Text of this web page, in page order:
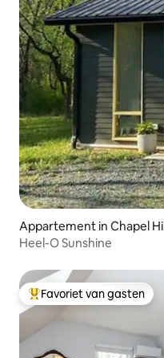
Appartement in Chapel Hill
Heel-O Sunshine
Topfavoriet van gasten
Favoriet van gasten